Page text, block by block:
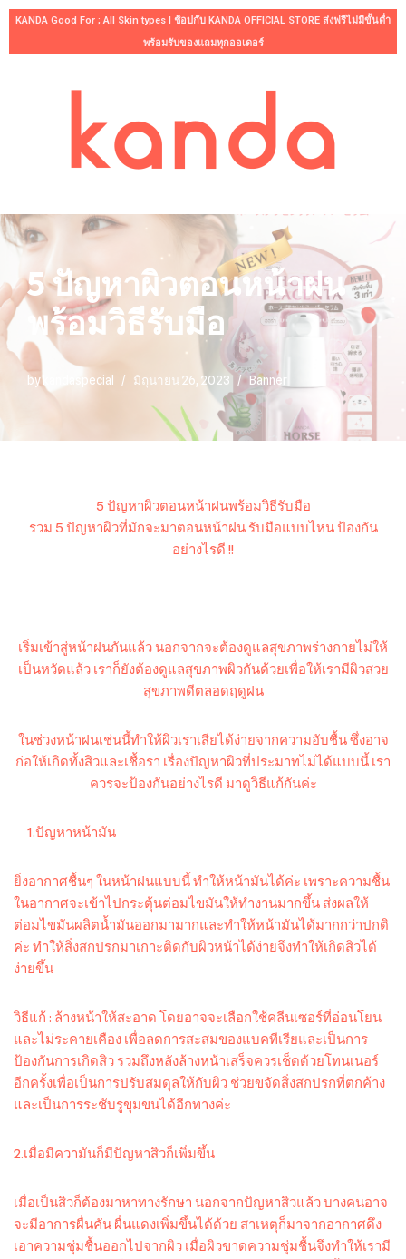
KANDA Good For ; All Skin types | ช้อปกับ KANDA OFFICIAL STORE ส่งฟรีไม่มีขั้นต่ำ
พร้อมรับของแถมทุกออเดอร์
5 ปัญหาผิวตอนหน้าฝน
พร้อมวิธีรับมือ
bykandaspecial มิถุนายน 26, 2023 Banner
5 ปัญหาผิวตอนหน้าฝนพร้อมวิธีรับมือ
รวม 5 ปัญหาผิวที่มักจะมาตอนหน้าฝน รับมือแบบไหน ป้องกัน
อย่างไรดี !!
เริ่มเข้าสู่หน้าฝนกันแล้ว นอกจากจะต้องดูแลสุขภาพร่างกายไม่ให้
เป็นหวัดแล้ว เราก็ยังต้องดูแลสุขภาพผิวกันด้วยเพื่อให้เรามีผิวสวย
สุขภาพดีตลอดฤดูฝน
ในช่วงหน้าฝนเช่นนี้ทำให้ผิวเราเสียได้ง่ายจากความอับชื้น ซึ่งอาจ
ก่อให้เกิดทั้งสิวและเชื้อรา เรื่องปัญหาผิวที่ประมาทไม่ได้แบบนี้ เรา
ควรจะป้องกันอย่างไรดี มาดูวิธีแก้กันค่ะ
1.ปัญหาหน้ามัน
ยิ่งอากาศชื้นๆ ในหน้าฝนแบบนี้ ทำให้หน้ามันได้ค่ะ เพราะความชื้น
ในอากาศจะเข้าไปกระตุ้นต่อมไขมันให้ทำงานมากขึ้น ส่งผลให้
ต่อมไขมันผลิตน้ำมันออกมามากและทำให้หน้ามันได้มากกว่าปกติ
ค่ะ ทำให้สิ่งสกปรกมาเกาะติดกับผิวหน้าได้ง่ายจึงทำให้เกิดสิวได้
ง่ายขึ้น
วิธีแก้ : ล้างหน้าให้สะอาด โดยอาจจะเลือกใช้คลีนเซอร์ที่อ่อนโยน
และไม่ระคายเคือง เพื่อลดการสะสมของแบคทีเรียและเป็นการ
ป้องกันการเกิดสิว รวมถึงหลังล้างหน้าเสร็จควรเช็ดด้วยโทนเนอร์
อีกครั้งเพื่อเป็นการปรับสมดุลให้กับผิว ช่วยขจัดสิ่งสกปรกที่ตกค้าง
และเป็นการระชับรูขุมขนได้อีกทางค่ะ
2.เมื่อมีความันก็มีปัญหาสิวก็เพิ่มขึ้น
เมื่อเป็นสิวก็ต้องมาหาทางรักษา นอกจากปัญหาสิวแล้ว บางคนอาจ
จะมีอาการผื่นคัน ผื่นแดงเพิ่มขึ้นได้ด้วย สาเหตุก็มาจากอากาศดึง
เอาความชุ่มชื้นออกไปจากผิว เมื่อผิวขาดความชุ่มชื้นจึงทำให้เรามี